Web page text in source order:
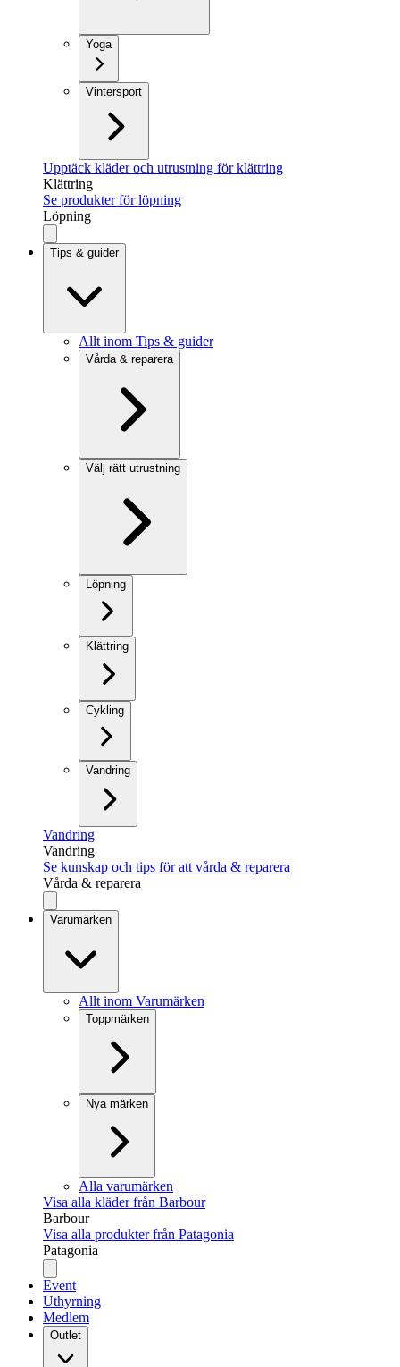
Yoga
Vintersport
Upptäck kläder och utrustning för klättring
Klättring
Se produkter för löpning
Löpning
Tips & guider
Allt inom Tips & guider
Vårda & reparera
Välj rätt utrustning
Löpning
Klättring
Cykling
Vandring
Vandring
Vandring
Se kunskap och tips för att vårda & reparera
Vårda & reparera
Varumärken
Allt inom Varumärken
Toppmärken
Nya märken
Alla varumärken
Visa alla kläder från Barbour
Barbour
Visa alla produkter från Patagonia
Patagonia
Event
Uthyrning
Medlem
Outlet